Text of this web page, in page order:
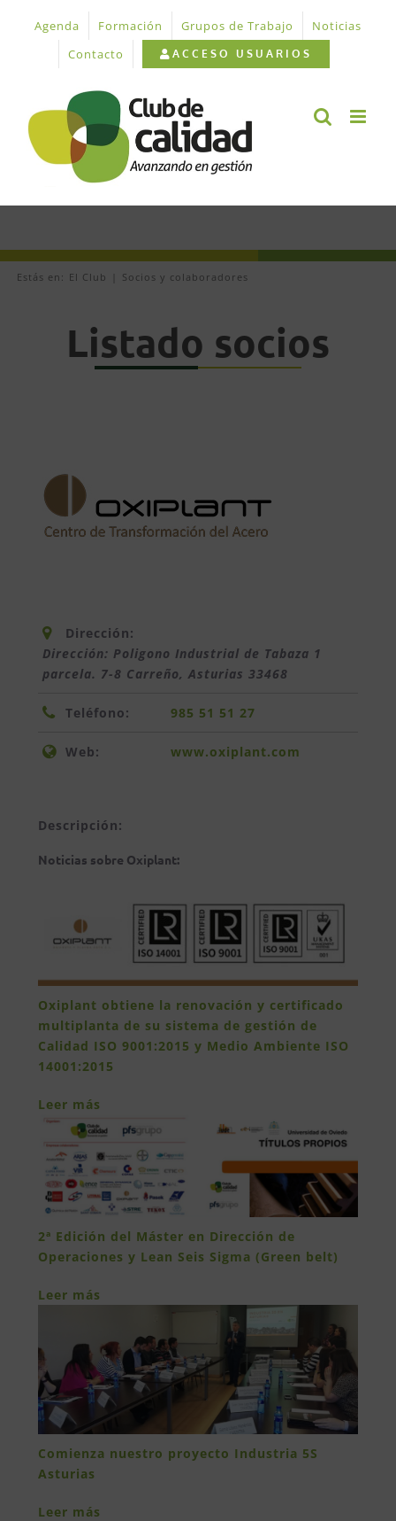
contenido
Agenda Formación Grupos de Trabajo
Noticias
Contacto
ACCESO USUARIOS
Estás en: El Club Socios y colaboradores
Listado socios
Dirección:
Dirección: Poligono Industrial de Tabaza 1
parcela. 7-8 Carreño, Asturias 33468
Teléfono: 985 51 51 27
Web: www.oxiplant.com
Descripción:
Noticias sobre Oxiplant:
Oxiplant obtiene la renovación y certificado
multiplanta de su sistema de gestión de
Calidad ISO 9001:2015 y Medio Ambiente ISO
14001:2015
Leer más
2ª Edición del Máster en Dirección de
Operaciones y Lean Seis Sigma (Green belt)
Leer más
Comienza nuestro proyecto Industria 5S
Asturias
Leer más